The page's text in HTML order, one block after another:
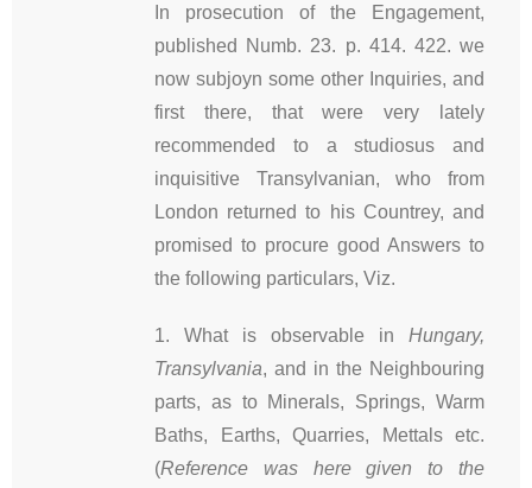
In prosecution of the Engagement,
published Numb. 23. p. 414. 422. we
now subjoyn some other Inquiries, and
first there, that were very lately
recommended to a studiosus and
inquisitive Transylvanian, who from
London returned to his Countrey, and
promised to procure good Answers to
the following particulars, Viz.
1. What is observable in Hungary,
Transylvania, and in the Neighbouring
parts, as to Minerals, Springs, Warm
Baths, Earths, Quarries, Mettals etc.
(Reference was here given to the